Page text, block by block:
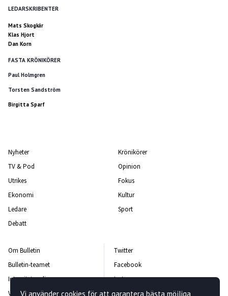
LEDARSKRIBENTER
Mats Skogkär
Klas Hjort
Dan Korn
FASTA KRÖNIKÖRER
Paul Holmgren
Torsten Sandström
Birgitta Sparf
Nyheter
TV & Pod
Utrikes
Ekonomi
Ledare
Debatt
Krönikörer
Opinion
Fokus
Kultur
Sport
Om Bulletin
Bulletin-teamet
Integritetspolicy
Vanliga frågor och svar
Twitter
Facebook
Instagram
Kontakta oss
Vi använder cookies för att garantera bästa möjliga